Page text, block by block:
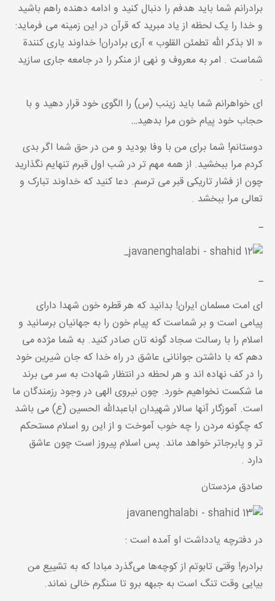
برادرانم شما باید هدفم را دنبال کنید و ادامه دهنده راهم باشید
و خدا را یک لحظه از یاد مبرید که قرآن در این زمینه می فرماید:
« الا بذکر اللّه تطمئن القلوب » آری برادران! خداوند یاری کنندة
شماست . امر به معروف و نهی از منکر را در جامعه جاری سازید
.
ای خواهرانم شما باید زینب (س) را الگوی خود قرار دهید و با
حجاب خود پیام خون مرا بدهید…
دوستانم! شما برای من با وفا بودید و من در حق شما اگر بدی
کردم مرا ببخشید. از همه مهم تر در شب اول قبرم تنهایم نگذارید
چون از فشار تاریکی قبر می ترسم. دعا کنید که خداوند تبارک و
تعالی مرا ببخشد .
ـ
ـ
ـ
ای امت مسلمان ایران! بدانید که هر قطره خون شهدا دارای
پیامی است و بر شماست که پیام خون را به جهانیان برسانید و
اسلام را با رسالت سجاد گونه تان صادر کنید. به شما مژده می
دهم که با داشتن جوانانی عاشق در راه خدا که جان شیرین خود
را در کف نهاده اند و هر لحظه در انتظار شهادت به سر می برند
ما شکست نخواهیم خورد. چون نیروی الهی در وجود رزمندگان ما
است. آموزگار آنها سالار شهیدان اباعبداللّه الحسین (ع) می باشد
که چگونه مردن را چه خوب آموخت و از این رو اسلام مستحکم
تر و پابرجاتر خواهد ماند. پس اسلام پیروز است چون عاشق
دارد .
صادق مزدستان
در دفترچه یادداشت او آمده است :
برادرم! وقتی تابوتم از کوچه‌ها می‌گذرد مبادا که به تشییع من
بیایی وقت تنگ است به جبهه برو تا سنگرم خالی نماند.